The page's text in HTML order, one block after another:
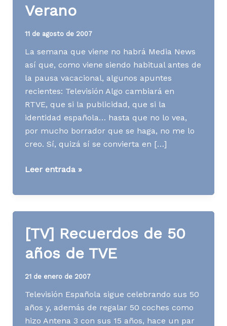
Verano
11 de agosto de 2007
La semana que viene no habrá Media News
así que, como viene siendo habitual antes de
la pausa vacacional, algunos apuntes
recientes: Televisión Algo cambiará en
RTVE, que si la publicidad, que si la
identidad española… hasta que no lo vea,
por mucho borrador que se haga, no me lo
creo. Sí, quizá sí se convierta en […]
Media
Extra
Leer entrada »
[TV] Recuerdos de 50
años de TVE
21 de enero de 2007
Televisión Española sigue celebrando sus 50
años y, además de regalar 50 coches como
hizo Antena 3 con sus 15 años, hace un par